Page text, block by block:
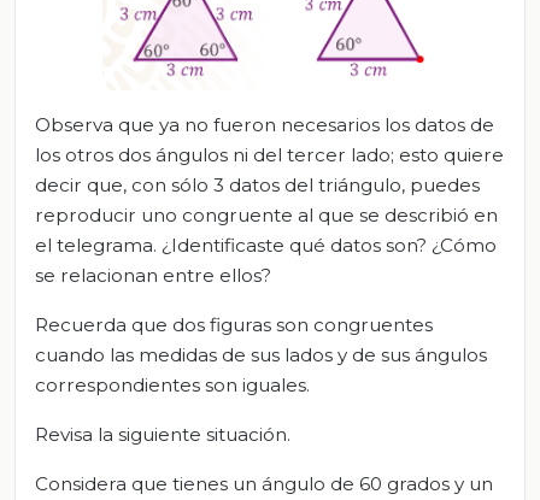
Observa que ya no fueron necesarios los datos de
los otros dos ángulos ni del tercer lado; esto quiere
decir que, con sólo 3 datos del triángulo, puedes
reproducir uno congruente al que se describió en
el telegrama. ¿Identificaste qué datos son? ¿Cómo
se relacionan entre ellos?
Recuerda que dos figuras son congruentes
cuando las medidas de sus lados y de sus ángulos
correspondientes son iguales.
Revisa la siguiente situación.
Considera que tienes un ángulo de 60 grados y un